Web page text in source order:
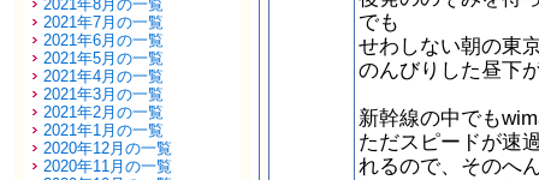
2021年8月の一覧
2021年7月の一覧
2021年6月の一覧
2021年5月の一覧
2021年4月の一覧
2021年3月の一覧
2021年2月の一覧
2021年1月の一覧
2020年12月の一覧
2020年11月の一覧
でも
せわしない朝の東
のんびりした昼下
新幹線の中でも
ただスピードが速
れるので、そのへ